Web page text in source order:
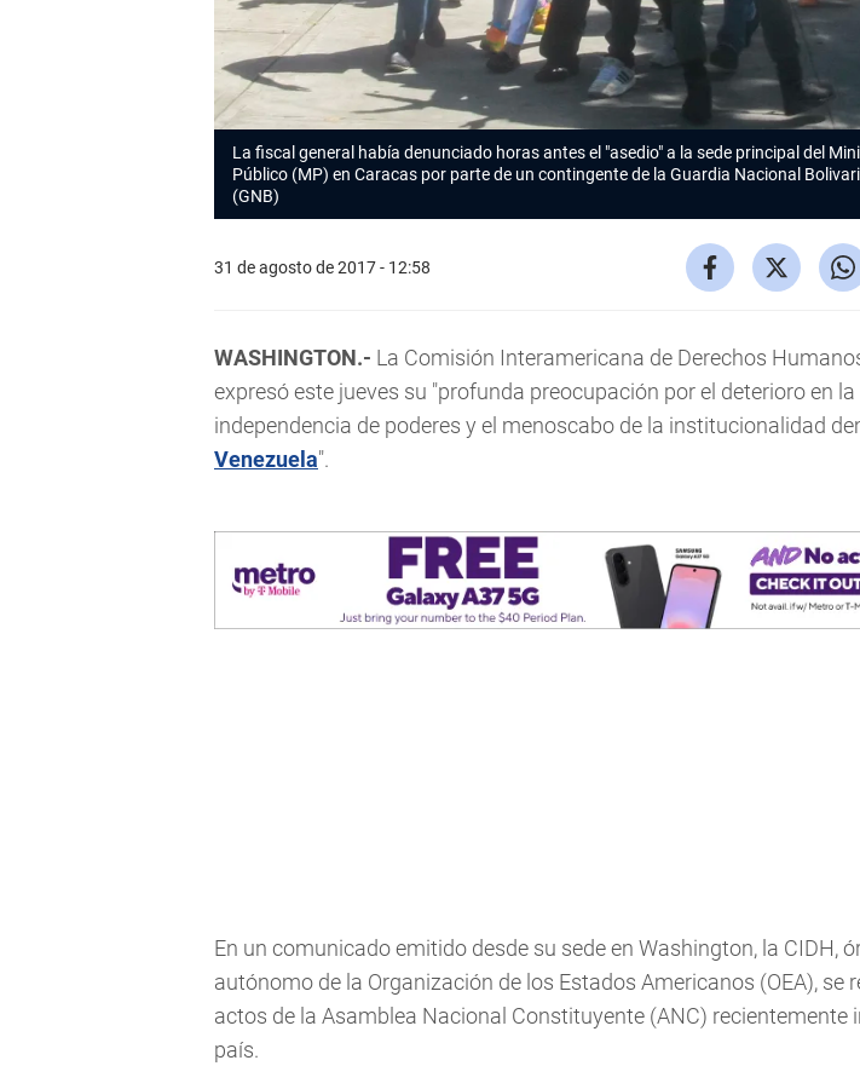
La fiscal general había denunciado horas antes el "asedio" a la sede principal del
Público (MP) en Caracas por parte de un contingente de la Guardia Nacional
(GNB)
31 de agosto de 2017 - 12:58
WASHINGTON.- La Comisión Interamericana de Derechos
expresó este jueves su "profunda preocupación por el deterioro en
independencia de poderes y el menoscabo de la institucionalidad
Venezuela".
En un comunicado emitido desde su sede en Washington, la CIDH,
autónomo de la Organización de los Estados Americanos (OEA), se
actos de la Asamblea Nacional Constituyente (ANC) recientemente
país.